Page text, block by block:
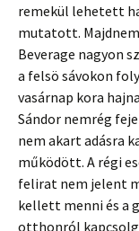
remekül lehetett
mutatott.
Beverage nagyon
a felsö sávokon
vasárnap kora
Sándor nemrég
nem akart adásra
működött. A régi
felirat nem jelent
kellett menni és a
otthonról